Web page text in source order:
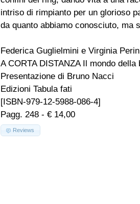
intriso di rimpianto per un glorioso
da quanto abbiamo conosciuto, ma
Federica Guglielmini e Virginia
A CORTA DISTANZA Il mondo
Presentazione di Bruno Nacci
Edizioni Tabula fati
[ISBN-979-12-5988-086-4]
Pagg. 248 - € 14,00
Reviews